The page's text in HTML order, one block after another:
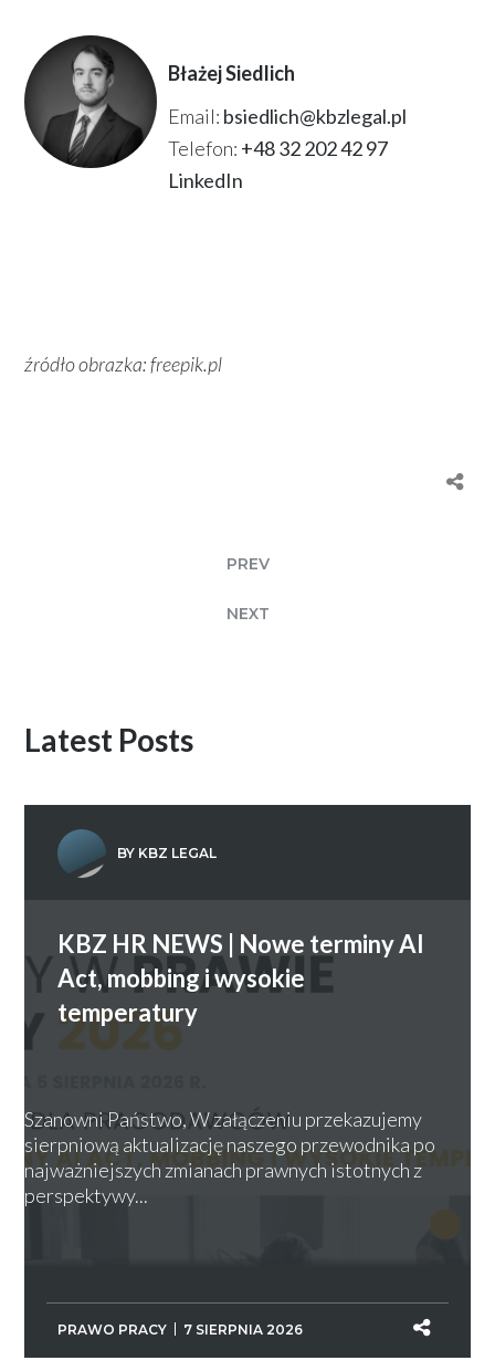
Błażej Siedlich
Email: bsiedlich@kbzlegal.pl
Telefon: +48 32 202 42 97
LinkedIn
źródło obrazka: freepik.pl
PREV
NEXT
Latest Posts
BY KBZ LEGAL
KBZ HR NEWS | Nowe terminy AI
Act, mobbing i wysokie
temperatury
Szanowni Państwo, W załączeniu przekazujemy
sierpniową aktualizację naszego przewodnika po
najważniejszych zmianach prawnych istotnych z
perspektywy...
PRAWO PRACY 7 SIERPNIA 2026